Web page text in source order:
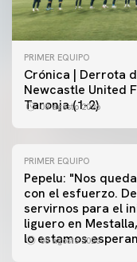
PRIMER EQUIPO
Crónica | Derrota
Newcastle United
Taronja (1-2)
08 agosto 2026
PRIMER EQUIPO
Pepelu: "Nos
con el esfuerzo.
servirnos para el
liguero en
lo estamos
08 agosto 2026
PRIMER EQUIPO
Las fotos del
PRIMER EQUIPO
MESTALLA 📍